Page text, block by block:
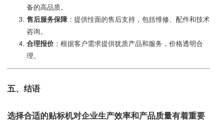
备的高品质。
售后服务保障 ：提供恮面的售后支持，包括维修、配件和技术
咨询。
合理报价 ：根据客户需求提供犹质产品和服务，价格透明合
理。
五、结语
选择合适的贴标机对企业生产效率和产品质量有着重要